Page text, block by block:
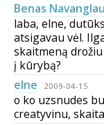
Benas
laba, elne,
atsigavau vėl.
skaitmeną
į kūrybą?
elne
2009-04-15
o ko uzsnudes
creatyvinu,